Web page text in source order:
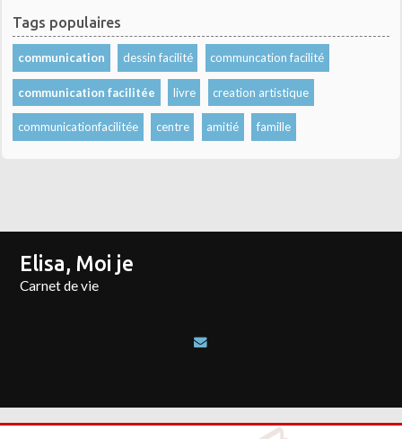
Tags populaires
communication dessin facilité communcation facilité
communication facilitée livre creation artistique
communicationfacilitée centre amitié famille
Elisa, Moi je
Carnet de vie